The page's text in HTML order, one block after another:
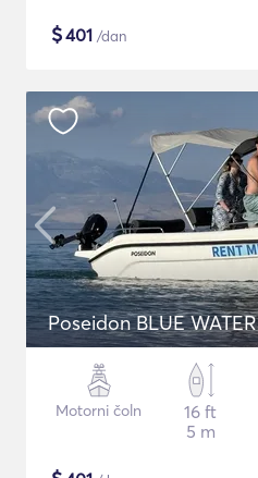
$401 /dan
Poseidon BLUE
Motorni čoln
16 ft
5 m